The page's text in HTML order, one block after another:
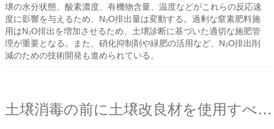
壌の水分状態、酸素濃度、有機物含量、温度などがこれらの反応速
度に影響を与えるため、N₂O排出量は変動する。過剰な窒素肥料施
用はN₂O排出を増加させるため、土壌診断に基づいた適切な施肥管
理が重要となる。また、硝化抑制剤や緑肥の活用など、N₂O排出削
減のための技術開発も進められている。
土壌消毒の前に土壌改良材を使用すべきか？